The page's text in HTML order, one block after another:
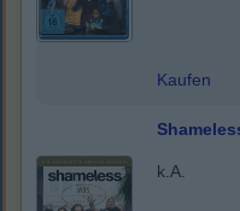
Kaufen
k.A.